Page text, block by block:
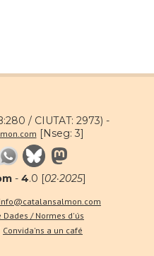
/ CIUTAT: 2973) -
[Nseg: 3]
- 4.0 [02·2025]
info@catalansalmon.com
/ Normes d'ús
Convida'ns a un café